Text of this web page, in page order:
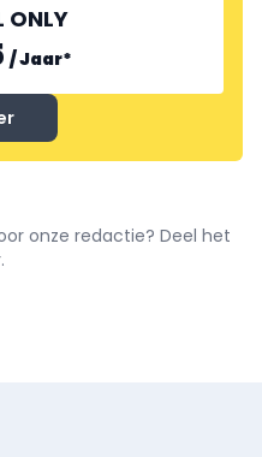
ONLY
/Jaar*
onze redactie? Deel het